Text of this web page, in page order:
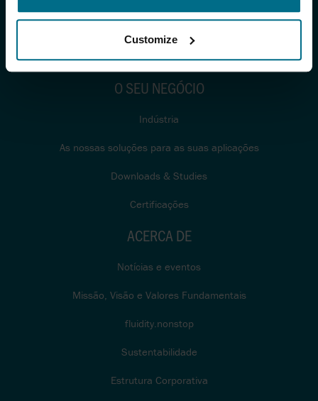
Customize
Serviço
OVATIO mangueiras peristálticas e lubrificantes
O SEU NEGÓCIO
Indústria
As nossas soluções para as suas aplicações
Downloads & Studies
Certificações
ACERCA DE
Notícias e eventos
Missão, Visão e Valores Fundamentais
fluidity.nonstop
Sustentabilidade
Estrutura Corporativa